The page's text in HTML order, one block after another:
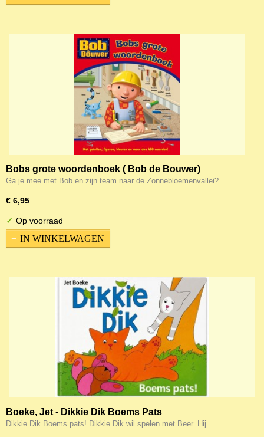
Bobs grote woordenboek ( Bob de Bouwer)
Ga je mee met Bob en zijn team naar de Zonnebloemenvallei?…
€ 6,95
✓ Op voorraad
IN WINKELWAGEN
Boeke, Jet - Dikkie Dik Boems Pats
Dikkie Dik Boems pats! Dikkie Dik wil spelen met Beer. Hij…